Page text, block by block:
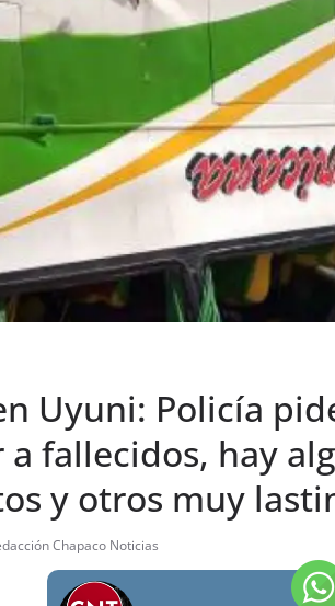
Uyuni: Policía
fallecidos, hay
y otros muy
Chapaco Noticias